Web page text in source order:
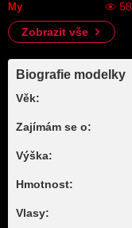
My 58
Zobrazit vše
Biografie modelky
Věk:
Zajímám se o:
Výška:
Hmotnost:
Vlasy: